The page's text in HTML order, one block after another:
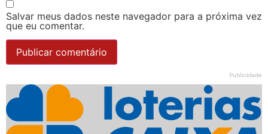
Salvar meus dados neste navegador para a próxima vez
que eu comentar.
Publicidade